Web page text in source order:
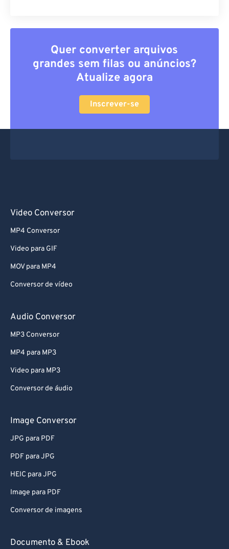
Quer converter arquivos
grandes sem filas ou anúncios?
Atualize agora
Inscrever-se
Video Conversor
MP4 Conversor
Video para GIF
MOV para MP4
Conversor de vídeo
Audio Conversor
MP3 Conversor
MP4 para MP3
Video para MP3
Conversor de áudio
Image Conversor
JPG para PDF
PDF para JPG
HEIC para JPG
Image para PDF
Conversor de imagens
Documento & Ebook